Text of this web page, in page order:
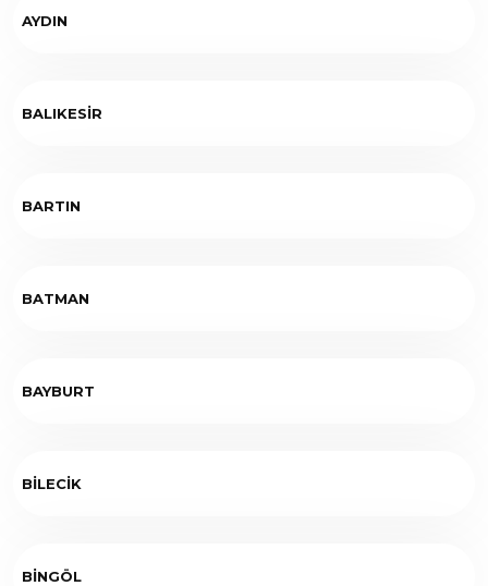
AYDIN
BALIKESİR
BARTIN
BATMAN
BAYBURT
BİLECİK
BİNGÖL